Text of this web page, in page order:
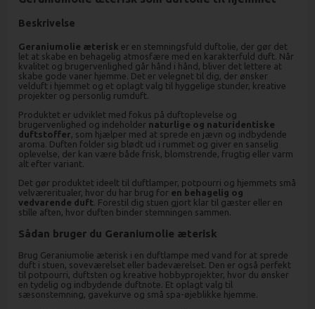
Beskrivelse
Geraniumolie æterisk er en stemningsfuld duftolie, der gør det
let at skabe en behagelig atmosfære med en karakterfuld duft. Når
kvalitet og brugervenlighed går hånd i hånd, bliver det lettere at
skabe gode vaner hjemme. Det er velegnet til dig, der ønsker
velduft i hjemmet og et oplagt valg til hyggelige stunder, kreative
projekter og personlig rumduft.
Produktet er udviklet med fokus på duftoplevelse og
brugervenlighed og indeholder naturlige og naturidentiske
duftstoffer, som hjælper med at sprede en jævn og indbydende
aroma. Duften folder sig blødt ud i rummet og giver en sanselig
oplevelse, der kan være både frisk, blomstrende, frugtig eller varm
alt efter variant.
Det gør produktet ideelt til duftlamper, potpourri og hjemmets små
velværeritualer, hvor du har brug for en behagelig og
vedvarende duft. Forestil dig stuen gjort klar til gæster eller en
stille aften, hvor duften binder stemningen sammen.
Sådan bruger du Geraniumolie æterisk
Brug Geraniumolie æterisk i en duftlampe med vand for at sprede
duft i stuen, soveværelset eller badeværelset. Den er også perfekt
til potpourri, duftsten og kreative hobbyprojekter, hvor du ønsker
en tydelig og indbydende duftnote. Et oplagt valg til
sæsonstemning, gavekurve og små spa-øjeblikke hjemme.